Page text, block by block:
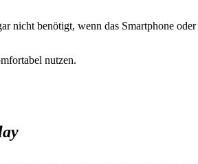
nicht benötigt, wenn das Smartphone
nutzen.